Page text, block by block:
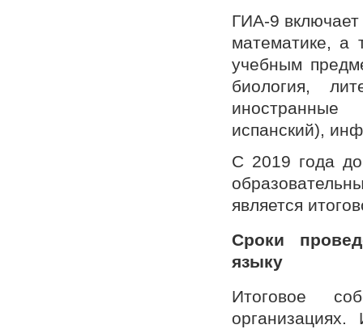
ГИА-9 включает
математике, а
учебным
биология,
иностранные
испанский),
С 2019 года
является
Сроки
языку
Итоговое